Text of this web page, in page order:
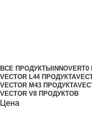
ВСЕ ПРОДУКТЫINNOVERT0
VECTOR L44 ПРОДУКТА
VECTOR M43 ПРОДУКТА
VECTOR V8 ПРОДУКТОВ
Цена